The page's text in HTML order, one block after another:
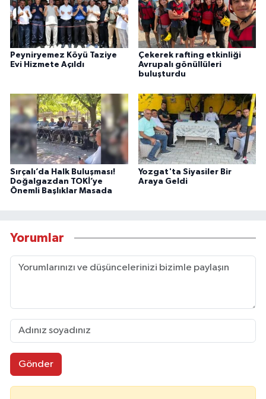
Peyniryemez Köyü Taziye
Evi Hizmete Açıldı
Çekerek rafting etkinliği
Avrupalı gönüllüleri
buluşturdu
Sırçalı’da Halk Buluşması!
Doğalgazdan TOKİ’ye
Önemli Başlıklar Masada
Yozgat'ta Siyasiler Bir
Araya Geldi
Yorumlar
Gönder